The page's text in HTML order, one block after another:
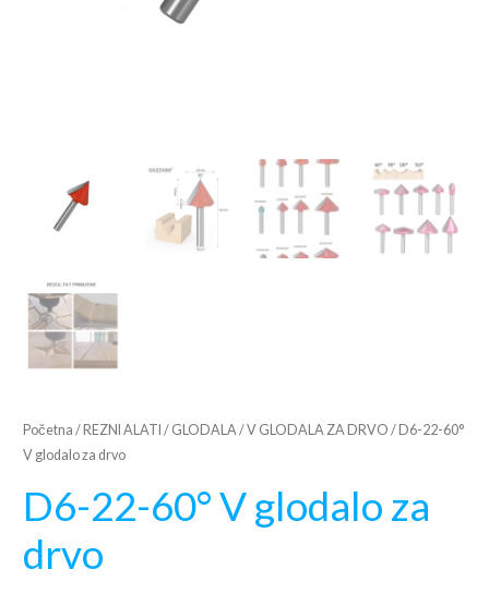
Početna / REZNI ALATI / GLODALA /V GLODALA ZA DRVO / D6-22-60°
V glodalo za drvo
D6-22-60° V glodalo za
drvo